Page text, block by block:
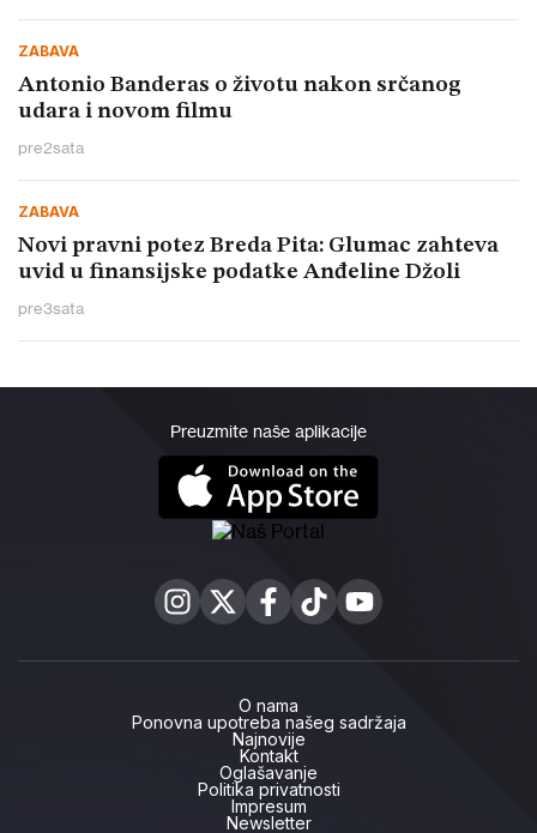
ZABAVA
Antonio Banderas o životu nakon srčanog
udara i novom filmu
pre2sata
ZABAVA
Novi pravni potez Breda Pita: Glumac zahteva
uvid u finansijske podatke Anđeline Džoli
pre3sata
Preuzmite naše aplikacije
O nama
Ponovna upotreba našeg sadržaja
Najnovije
Kontakt
Oglašavanje
Politika privatnosti
Impresum
Newsletter